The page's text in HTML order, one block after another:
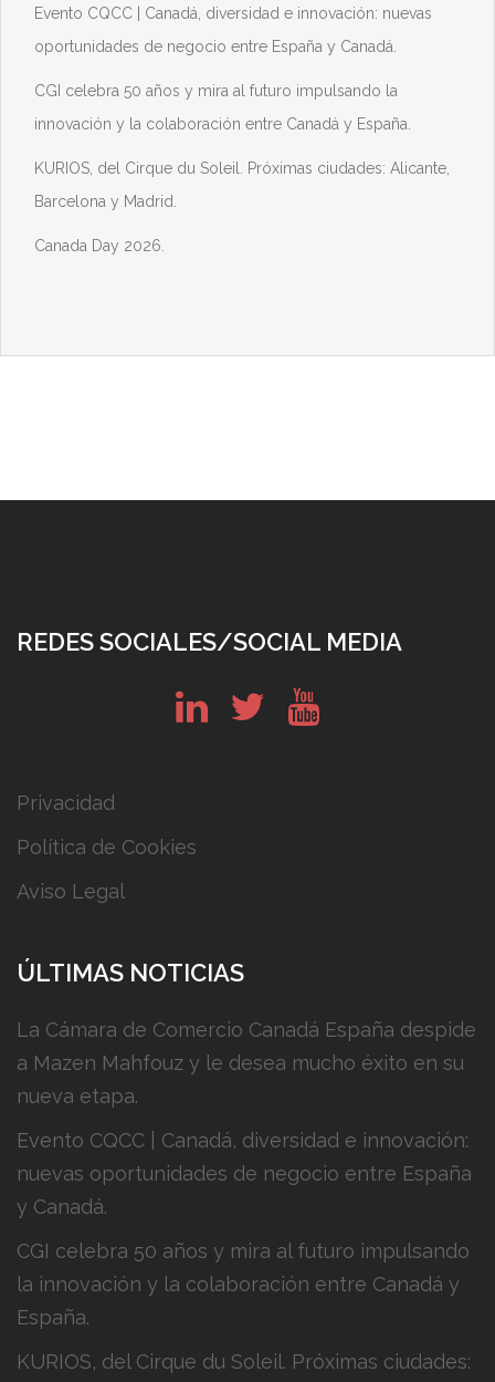
Evento CQCC | Canadá, diversidad e innovación: nuevas
oportunidades de negocio entre España y Canadá.
CGI celebra 50 años y mira al futuro impulsando la
innovación y la colaboración entre Canadá y España.
KURIOS, del Cirque du Soleil. Próximas ciudades: Alicante,
Barcelona y Madrid.
Canada Day 2026.
REDES SOCIALES/SOCIAL MEDIA
Privacidad
Política de Cookies
Aviso Legal
ÚLTIMAS NOTICIAS
La Cámara de Comercio Canadá España despide
a Mazen Mahfouz y le desea mucho éxito en su
nueva etapa.
Evento CQCC | Canadá, diversidad e innovación:
nuevas oportunidades de negocio entre España
y Canadá.
CGI celebra 50 años y mira al futuro impulsando
la innovación y la colaboración entre Canadá y
España.
KURIOS, del Cirque du Soleil. Próximas ciudades: